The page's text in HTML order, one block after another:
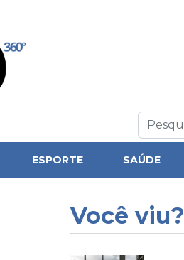
ESPORTE SAÚDE
Você viu?